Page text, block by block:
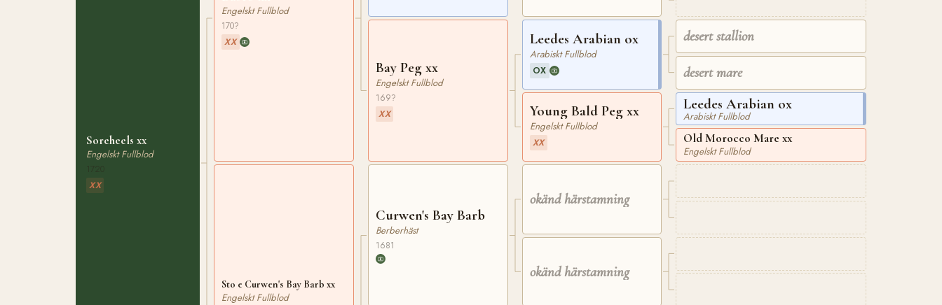
Soreheels xx
Engelskt Fullblod
XX
Engelskt Fullblod
170?
XX
Sto e Curwen's Bay Barb xx
Engelskt Fullblod
Bay Peg xx
Engelskt Fullblod
169?
XX
Curwen's Bay Barb
Berberhäst
1681
Leedes Arabian ox
Arabiskt Fullblod
OX
Young Bald Peg xx
Engelskt Fullblod
XX
okänd härstamning
okänd härstamning
desert stallion
desert mare
Leedes Arabian ox
Arabiskt Fullblod
Old Morocco Mare xx
Engelskt Fullblod